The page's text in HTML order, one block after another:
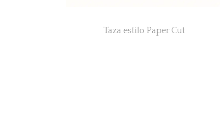
Taza estilo Paper Cut